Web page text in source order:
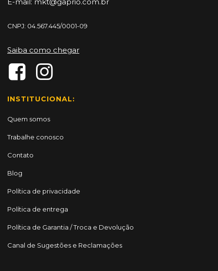
CNPJ: 04.567.445/0001-09
Saiba como chegar
INSTITUCIONAL:
Quem somos
Trabalhe conosco
Contato
Blog
Política de privacidade
Política de entrega
Política de Garantia / Troca e Devolução
Canal de Sugestões e Reclamações